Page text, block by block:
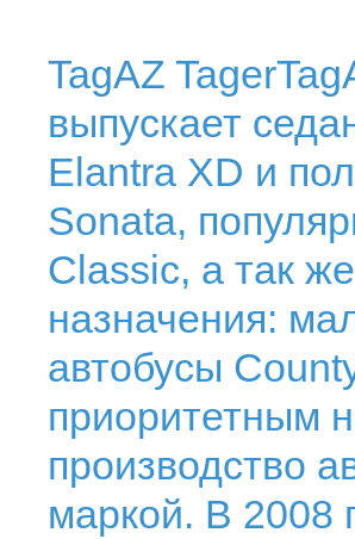
TagAZ
выпускает
Elantra XD и
Sonata,
Classic, а так
назначения:
автобусы
приоритетным
производство
маркой. В 2008